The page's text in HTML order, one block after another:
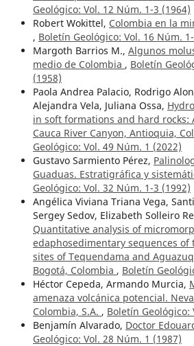
Geológico: Vol. 12 Núm. 1-3 (1964)
Robert Wokittel, Colombia en la
, Boletín Geológico: Vol. 16 Núm.
Margoth Barrios M., Algunos
medio de Colombia , Boletín
(1958)
Paola Andrea Palacio, Rodrigo
Alejandra Vela, Juliana Ossa,
in soft formations and hard rocks:
Cauca River Canyon, Antioquia,
Geológico: Vol. 49 Núm. 1 (2022)
Gustavo Sarmiento Pérez,
Guaduas. Estratigráfica y
Geológico: Vol. 32 Núm. 1-3 (1992)
Angélica Viviana Triana Vega,
Sergey Sedov, Elizabeth Solleiro
Quantitative analysis of
edaphosedimentary sequences of
sites of Tequendama and
Bogotá, Colombia , Boletín
Héctor Cepeda, Armando Murcia,
amenaza volcánica potencial.
Colombia, S.A. , Boletín Geológico:
Benjamín Alvarado, Doctor
Geológico: Vol. 28 Núm. 1 (1987)